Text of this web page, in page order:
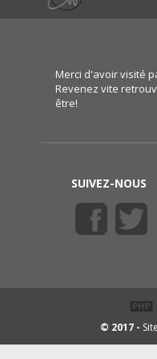
Merci d'avoir visité
Revenez vite
être!
SUIVEZ-NOUS
© 2017 -